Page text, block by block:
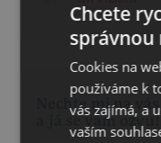
Nechte mi na
a já se vám ozvu!
Chcete
správnou
Cookies na
používáme k
vás zajímá, a
vaším